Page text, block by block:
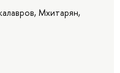
Мхитарян,